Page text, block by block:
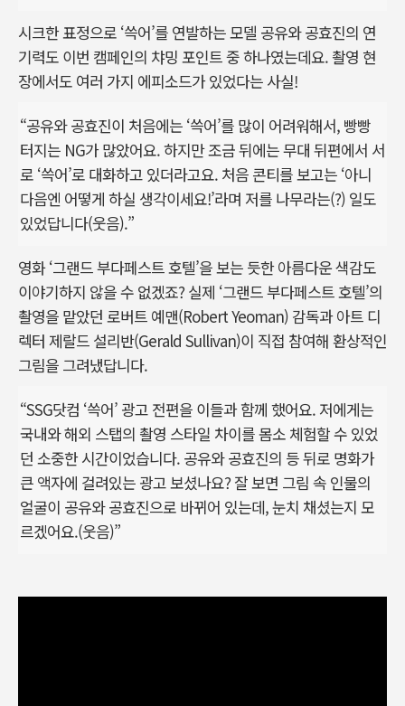
시크한 표정으로 ‘쓱어’를 연발하는 모델 공유와 공효진의 연
기력도 이번 캠페인의 챠밍 포인트 중 하나였는데요. 촬영 현
장에서도 여러 가지 에피소드가 있었다는 사실!
“공유와 공효진이 처음에는 ‘쓱어’를 많이 어려워해서, 빵빵
터지는 NG가 많았어요. 하지만 조금 뒤에는 무대 뒤편에서 서
로 ‘쓱어’로 대화하고 있더라고요. 처음 콘티를 보고는 ‘아니
다음엔 어떻게 하실 생각이세요!’라며 저를 나무라는(?) 일도
있었답니다(웃음).”
영화 ‘그랜드 부다페스트 호텔’을 보는 듯한 아름다운 색감도
이야기하지 않을 수 없겠죠? 실제 ‘그랜드 부다페스트 호텔’의
촬영을 맡았던 로버트 예맨(Robert Yeoman) 감독과 아트 디
렉터 제랄드 설리반(Gerald Sullivan)이 직접 참여해 환상적인
그림을 그려냈답니다.
“SSG닷컴 ‘쓱어’ 광고 전편을 이들과 함께 했어요. 저에게는
국내와 해외 스탭의 촬영 스타일 차이를 몸소 체험할 수 있었
던 소중한 시간이었습니다. 공유와 공효진의 등 뒤로 명화가
큰 액자에 걸려있는 광고 보셨나요? 잘 보면 그림 속 인물의
얼굴이 공유와 공효진으로 바뀌어 있는데, 눈치 채셨는지 모
르겠어요.(웃음)”